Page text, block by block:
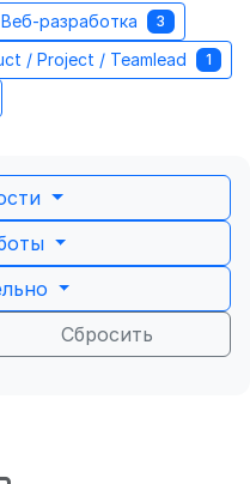
Веб-разработка 3
/ Project / Teamlead 1
Сбросить